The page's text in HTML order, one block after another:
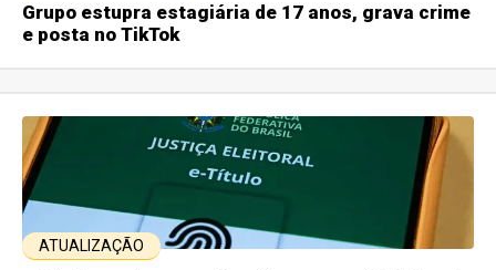
Grupo estupra estagiária de 17 anos, grava crime
e posta no TikTok
ATUALIZAÇÃO